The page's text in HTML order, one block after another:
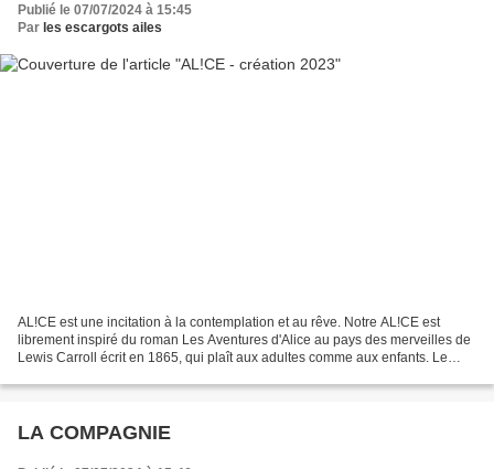
Publié le 07/07/2024 à 15:45
Par les escargots ailes
AL!CE est une incitation à la contemplation et au rêve. Notre AL!CE est
librement inspiré du roman Les Aventures d'Alice au pays des merveilles de
Lewis Carroll écrit en 1865, qui plaît aux adultes comme aux enfants. Le
LA COMPAGNIE